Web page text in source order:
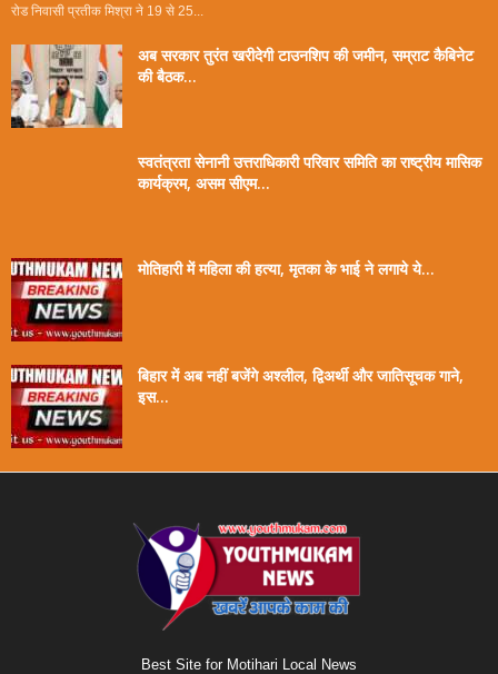
रोड निवासी प्रतीक मिश्रा ने 19 से 25...
अब सरकार तुरंत खरीदेगी टाउनशिप की जमीन, सम्राट कैबिनेट
की बैठक...
स्वतंत्रता सेनानी उत्तराधिकारी परिवार समिति का राष्ट्रीय मासिक
कार्यक्रम, असम सीएम...
मोतिहारी में महिला की हत्या, मृतका के भाई ने लगाये ये...
बिहार में अब नहीं बजेंगे अश्लील, द्विअर्थी और जातिसूचक गाने,
इस...
Best Site for Motihari Local News